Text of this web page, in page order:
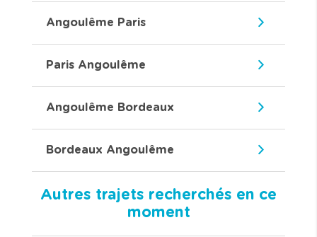
Angoulême Paris
Paris Angoulême
Angoulême Bordeaux
Bordeaux Angoulême
Autres trajets recherchés en ce
moment